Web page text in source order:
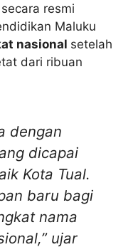
secara resmi
Maluku
nasional setelah
dari ribuan
dengan
dicapai
Kota Tual.
baru bagi
nama
ujar